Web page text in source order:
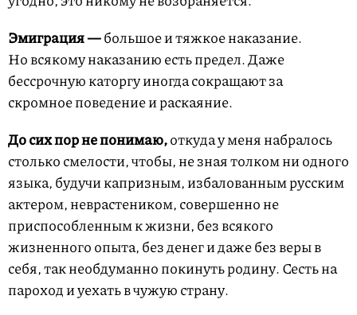
Эмиграция —большое и тяжкое наказание.
Но всякому наказанию есть предел. Даже
бессрочную каторгу иногда сокращают за
скромное поведение и раскаяние.
До сих пор не понимаю,откуда у меня набралось
столько смелости, чтобы, не зная толком ни одного
языка, будучи капризным, избалованным русским
актером, неврастеником, совершенно не
приспособленным к жизни, без всякого
жизненного опыта, без денег и даже без веры в
себя, так необдуманно покинуть родину. Сесть на
пароход и уехать в чужую страну.